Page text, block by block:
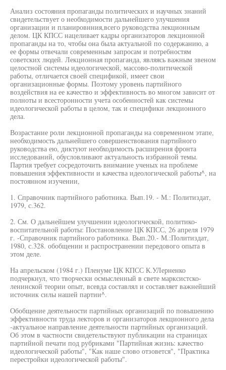
Анализ состояния пропаганды политических и научных знаний
свидетельствует о необходимости дальнейшего улучшения
организации и планировнния,всего руководства лекционным
делом. ЦК КПСС нацеливает кадры организаторов лекционной
пропаганды на то, чтобы она была актуальной по содержанию, а
ее формы отвечали современным запросам и потребностям
советских людей. Лекционная пропаганда, являясь важным звеном
целостной системы идеологической, массово-политической
работы, отличается своей спецификой, имеет свои
организационные формы. Поэтому уровень партийного
воздействия на ее качество и эффективность во многом зависит от
полноты и всесторонности учета особенностей как системы
идеологической работы в целом, так и специфики лекционного
дела.
Возрастание роли лекционной пропаганды на современном этапе,
необходимость дальнейшего совершенствования партийного
руководства ею, диктуют необходимость расширения фронта
исследований, обусловливают актуальность избранной темы.
Партия требует сосредоточить внимание ученых на проблеме
повышения эффективности и качества идеологической работы^, на
постоянном изучении,
1. Справочник партийного работника. Вып.19. - М.: Политиздат,
1979, с.362.
2. См. О дальнейшем улучшении идеологической, политико-
воспитательной работы: Постановление ЦК КПСС, 26 апреля 1979
г. -Справочник партийного работника. Вып.20.- М.:Политиздат,
1980, с.328. обобщении и распространении передового опыта в
этом деле.
На апрельском (1984 г.) Пленуме ЦК КПСС К.УЛерненко
подчеркнул, что творчески осмысленный в свете марксистско-
ленинской теории опыт, всевда составлял и составляет важнейший
источник силы нашей партии^.
Обобщение деятельности партийных организаций по повышению
эффективности труда лекторов и организаторов лекционного дела
-актуальное направление деятельности партийных организаций.
Об этом в частности свидетельствуют публикации на страницах
партийной печати под рубриками "Партийная жизнь: качество
идеологической работы", "Как наше слово отзовется", "Практика
перестройки идеологической работы".